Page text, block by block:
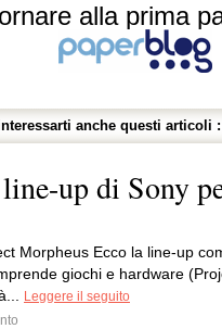
alla prima
anche questi articoli :
up di Sony
Morpheus Ecco la line-up
giochi e hardware
Leggere il seguito